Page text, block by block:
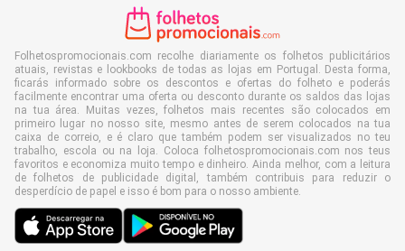
Folhetospromocionais.com recolhe diariamente os folhetos publicitários
atuais, revistas e lookbooks de todas as lojas em Portugal. Desta forma,
ficarás informado sobre os descontos e ofertas do folheto e poderás
facilmente encontrar uma oferta ou desconto durante os saldos das lojas
na tua área. Muitas vezes, folhetos mais recentes são colocados em
primeiro lugar no nosso site, mesmo antes de serem colocados na tua
caixa de correio, e é claro que também podem ser visualizados no teu
trabalho, escola ou na loja. Coloca folhetospromocionais.com nos teus
favoritos e economiza muito tempo e dinheiro. Ainda melhor, com a leitura
de folhetos de publicidade digital, também contribuis para reduzir o
desperdício de papel e isso é bom para o nosso ambiente.